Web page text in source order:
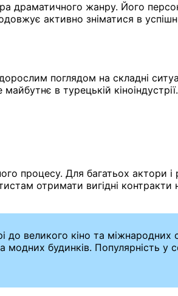
драматичного жанру. Його
активно зніматися в
поглядом на складні
в турецькій кіноіндустрії.
процесу. Для багатьох актори і
отримати вигідні контракти
до великого кіно та міжнародних
будинків. Популярність у